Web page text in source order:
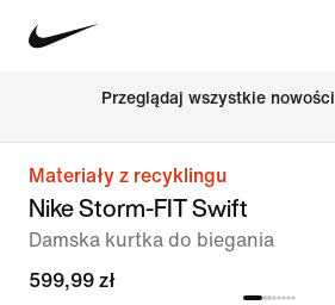
Przeglądaj wszystkie nowości
Materiały z recyklingu
Nike Storm-FIT Swift
Damska kurtka do biegania
599,99 zł